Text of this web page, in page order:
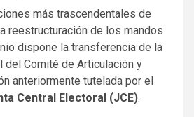
más trascendentales de
reestructuración de los mandos
dispone la transferencia de la
del Comité de Articulación y
anteriormente tutelada por el
Central Electoral (JCE).